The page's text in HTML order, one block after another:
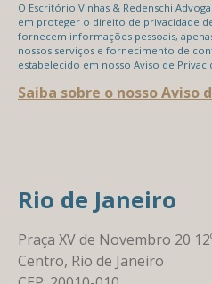
O Escritório Vinhas & Redenschi
em proteger o direito de privacidade
fornecem informações pessoais,
nossos serviços e fornecimento de
estabelecido em nosso Aviso de
Saiba sobre o nosso Aviso
Rio de Janeiro
Praça XV de Novembro 20
Centro, Rio de Janeiro